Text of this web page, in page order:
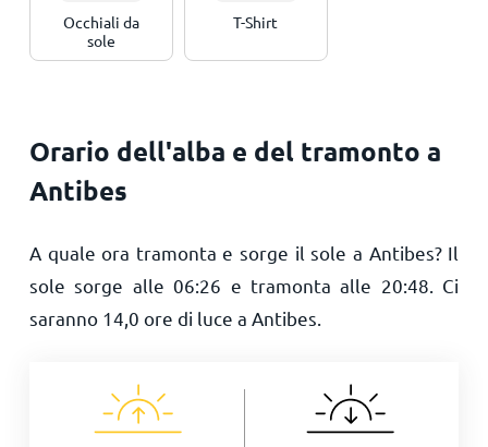
Occhiali da
sole
T-Shirt
Orario dell'alba e del tramonto a
Antibes
A quale ora tramonta e sorge il sole a Antibes? Il
sole sorge alle06:26 e tramonta alle 20:48 . Ci
saranno 14,0 ore di luce a Antibes.